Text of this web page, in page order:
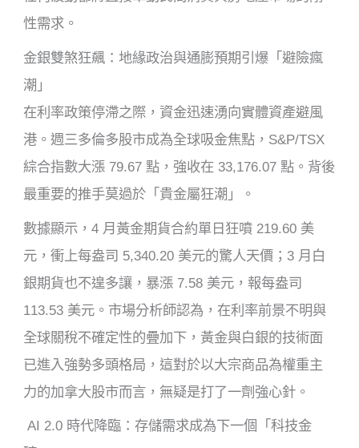
性需求。
金銀雙煞狂飆：地緣政治與通膨預期引爆「避險瘋
潮」
在利率政策停滯之際，資金迅速湧向實體資產避風
港。週三多倫多股市成為全球吸金焦點，S&P/TSX
綜合指數大漲 79.67 點，強收在 33,176.07 點。背後
最重要的推手莫過於「貴金屬狂潮」。
數據顯示，4 月黃金期貨合約單日狂噴 219.60 美
元，衝上每盎司 5,340.20 美元的驚人天價；3 月白
銀期貨也不遑多讓，暴漲 7.58 美元，報每盎司
113.53 美元。市場分析師認為，在利率前景不明與
全球關稅不確定性的疊加下，黃金與白銀的技術面
已進入強勢多頭格局，這對於以大宗商品為權重主
力的加拿大股市而言，無疑是打了一劑強心針。
AI 2.0 時代降臨：存儲需求成為下一個「科技金